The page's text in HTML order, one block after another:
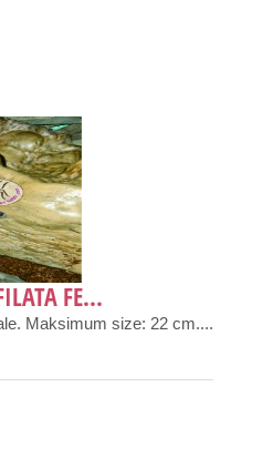
FE...
Maksimum size: 22 cm....